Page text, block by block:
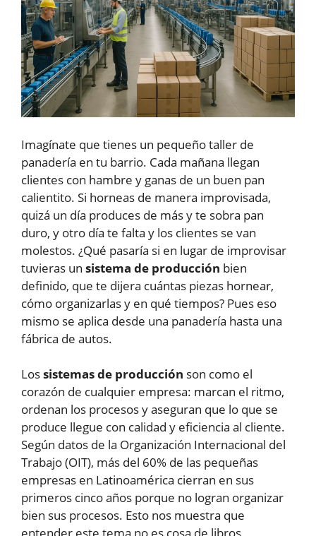
Imagínate que tienes un pequeño taller de
panadería en tu barrio. Cada mañana llegan
clientes con hambre y ganas de un buen pan
calientito. Si horneas de manera improvisada,
quizá un día produces de más y te sobra pan
duro, y otro día te falta y los clientes se van
molestos. ¿Qué pasaría si en lugar de improvisar
tuvieras un sistema de producción bien
definido, que te dijera cuántas piezas hornear,
cómo organizarlas y en qué tiempos? Pues eso
mismo se aplica desde una panadería hasta una
fábrica de autos.
Lossistemas de producción son como el
corazón de cualquier empresa: marcan el ritmo,
ordenan los procesos y aseguran que lo que se
produce llegue con calidad y eficiencia al cliente.
Según datos de la Organización Internacional del
Trabajo (OIT), más del 60% de las pequeñas
empresas en Latinoamérica cierran en sus
primeros cinco años porque no logran organizar
bien sus procesos. Esto nos muestra que